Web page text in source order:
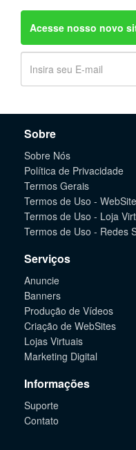
Acesse nosso novo
Sobre
Sobre Nós
Política de Privacidade
Termos Gerais
Termos de Uso -
Termos de Uso - Loja
Termos de Uso - Redes
Serviços
Anuncie
Banners
Produção de Vídeos
Criação de WebSites
Lojas Virtuais
Marketing Digital
Informações
Suporte
Contato